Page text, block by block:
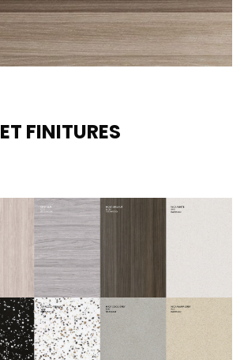
ET FINITURES